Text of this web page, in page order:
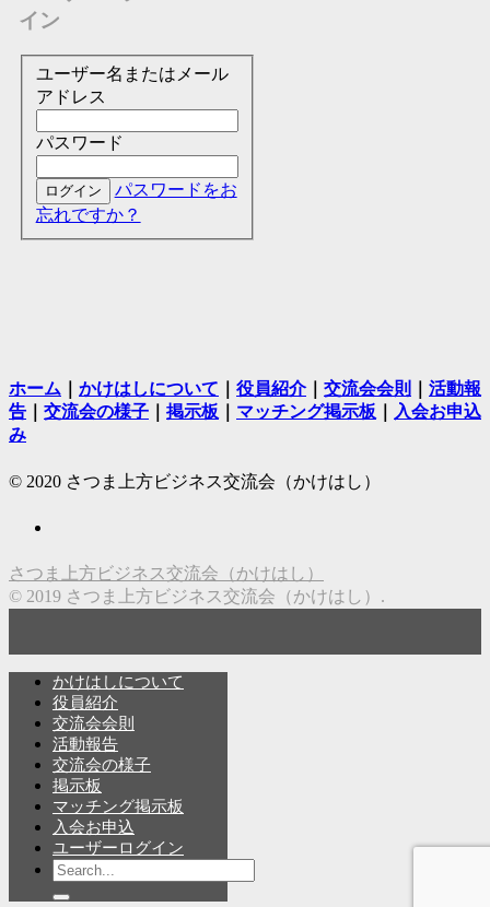
イン
ユーザー名またはメール
アドレス
パスワード
パスワードをお
忘れですか？
ホーム かけはしについて 役員紹介｜ 交流会会則
活動報
告
交流会の様子 掲示板 マッチング掲示板
入会お申込
み
© 2020 さつま上方ビジネス交流会（かけはし）
さつま上方ビジネス交流会（かけはし）
© 2019 さつま上方ビジネス交流会（かけはし）.
かけはしについて
役員紹介
交流会会則
活動報告
交流会の様子
掲示板
マッチング掲示板
入会お申込
ユーザーログイン